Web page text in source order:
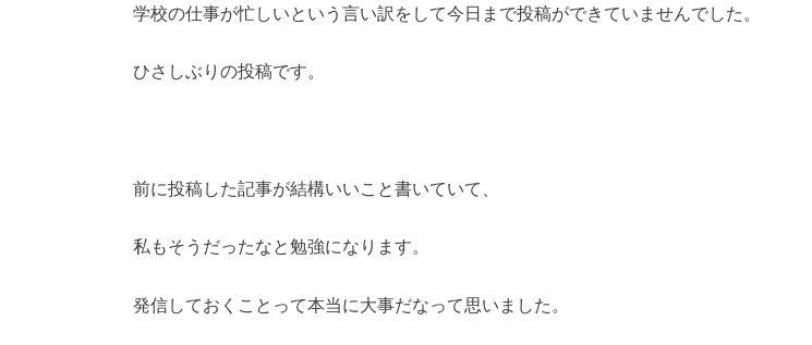
学校の仕事が忙しいという言い訳をして今日まで投稿ができていませんでした。
ひさしぶりの投稿です。
前に投稿した記事が結構いいこと書いていて、
私もそうだったなと勉強になります。
発信しておくことって本当に大事だなって思いました。